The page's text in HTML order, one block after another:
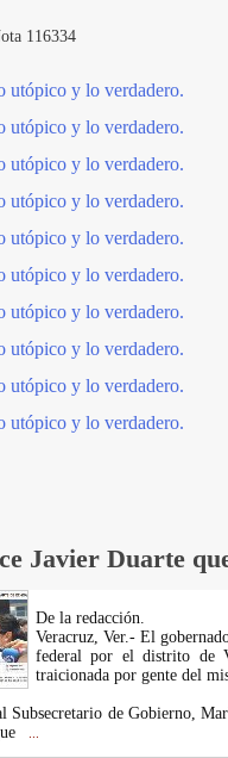
116334
utópico y lo verdadero.
utópico y lo verdadero.
utópico y lo verdadero.
utópico y lo verdadero.
utópico y lo verdadero.
utópico y lo verdadero.
utópico y lo verdadero.
utópico y lo verdadero.
utópico y lo verdadero.
utópico y lo verdadero.
Javier Duarte
De la redacción.
Veracruz, Ver.- El
federal por el distrito de
traicionada por gente del
Subsecretario de Gobierno,